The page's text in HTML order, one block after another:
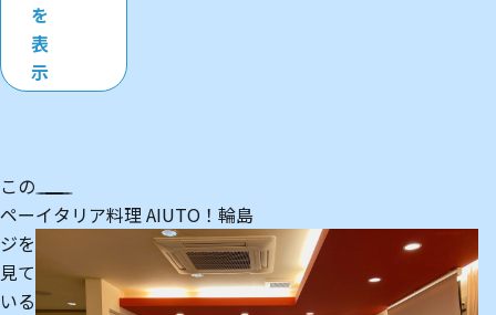
を
表
示
この
ペー
ジを
見て
いる
イタリア料理 AIUTO！輪島